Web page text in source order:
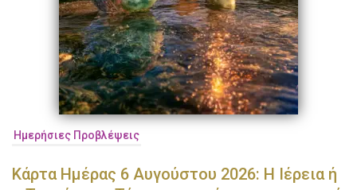
Ημερήσιες Προβλέψεις
Κάρτα Ημέρας 6 Αυγούστου 2026: Η Ιέρεια ή